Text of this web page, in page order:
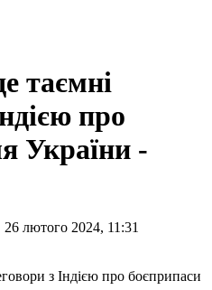
таємні
про
України -
лютого 2024, 11:31